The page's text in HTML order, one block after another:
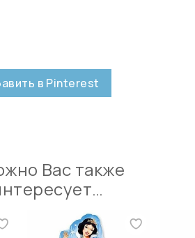
в Pinterest
Вас также